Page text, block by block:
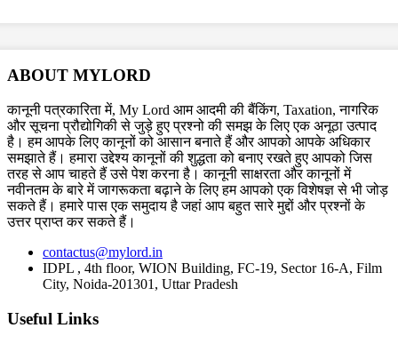
थानों में लोगों की मौत के मामले में सुप्रीम कोर्ट सख्त,
सरकार से मांगा जवाब
Phone Tapping: सुप्रीम कोर्ट ने IPS प्रभाकर राव
को फोरेंसिक टीम के सामने iCloud पासवर्ड सौंपने का
आदेश, जानें क्या लगा है आरोप?Advertisement
ABOUT MYLORD
कानूनी पत्रकारिता में, My Lord आम आदमी की बैंकिंग, Taxation, नागरिक
और सूचना प्रौद्योगिकी से जुड़े हुए प्रश्नो की समझ के लिए एक अनूठा उत्पाद
है। हम आपके लिए कानूनों को आसान बनाते हैं और आपको आपके अधिकार
समझाते हैं। हमारा उद्देश्य कानूनों की शुद्धता को बनाए रखते हुए आपको जिस
तरह से आप चाहते हैं उसे पेश करना है। कानूनी साक्षरता और कानूनों में
नवीनतम के बारे में जागरूकता बढ़ाने के लिए हम आपको एक विशेषज्ञ से भी जोड़
सकते हैं। हमारे पास एक समुदाय है जहां आप बहुत सारे मुद्दों और प्रश्नों के
उत्तर प्राप्त कर सकते हैं।
contactus@mylord.in
IDPL , 4th floor, WION Building, FC-19, Sector 16-A, Film
City, Noida-201301, Uttar Pradesh
Useful Links